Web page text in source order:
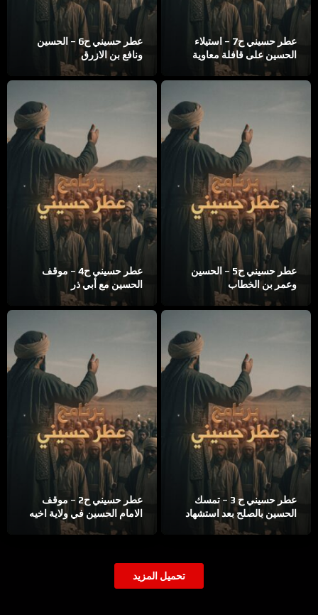
عطر حسيني ح7 – استيلاء
الحسين على قافلة معاوية
عطر حسيني ح6 – الحسين
ونافع بن الازرق
عطر حسيني ح5 – الحسين
وعمر بن الخطاب
عطر حسيني ح4 – موقف
الحسين مع أبي ذر
عطر حسيني ح 3 – تمسك
الحسين بالصلح بعد استشهاد
اخيه الحسن
عطر حسيني ح2 – موقف
الامام الحسين في ولاية اخيه
تحميل المزيد